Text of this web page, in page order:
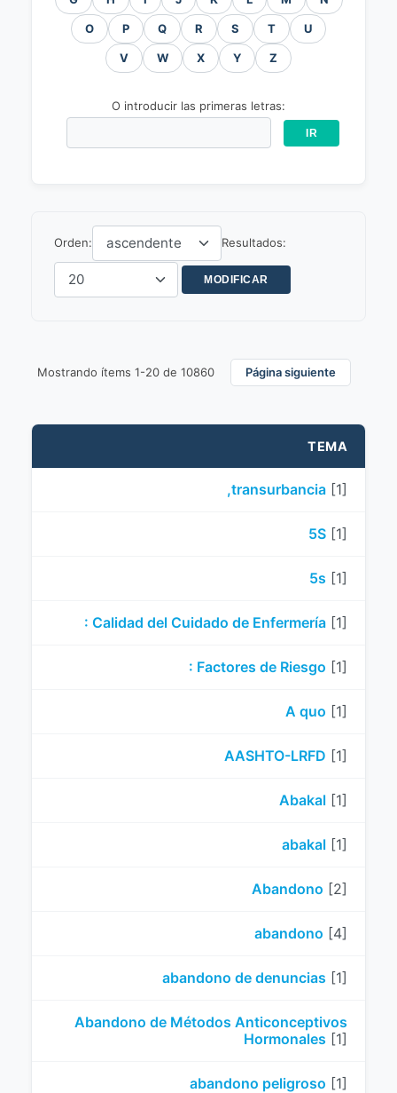
O P Q R S T U
V W X Y Z
O introducir las primeras letras:
Orden: Resultados:
Mostrando ítems 1-20 de 10860 Página siguiente
TEMA
,transurbancia [1]
5S [1]
5s [1]
: Calidad del Cuidado de Enfermería [1]
: Factores de Riesgo [1]
A quo [1]
AASHTO-LRFD [1]
Abakal [1]
abakal [1]
Abandono [2]
abandono [4]
abandono de denuncias [1]
Abandono de Métodos Anticonceptivos
Hormonales [1]
abandono peligroso [1]